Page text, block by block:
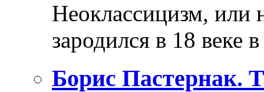
Неоклассицизм, или
зародился в 18 веке
Борис Пастернак.